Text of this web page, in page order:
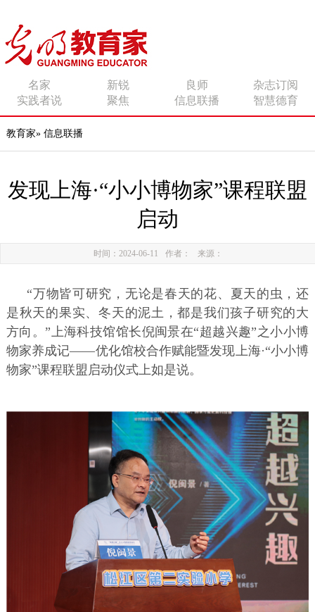
名家 新锐 良师
杂志订阅
实践者说
聚焦 信息联播 智慧德育
教育家» 信息联播
发现上海·“小小博物家”课程联盟
启动
时间：2024-06-11 作者： 来源：
“万物皆可研究，无论是春天的花、夏天的虫，还
是秋天的果实、冬天的泥土，都是我们孩子研究的大
方向。”上海科技馆馆长倪闽景在“超越兴趣”之小小博
物家养成记——优化馆校合作赋能暨发现上海·“小小博
物家”课程联盟启动仪式上如是说。